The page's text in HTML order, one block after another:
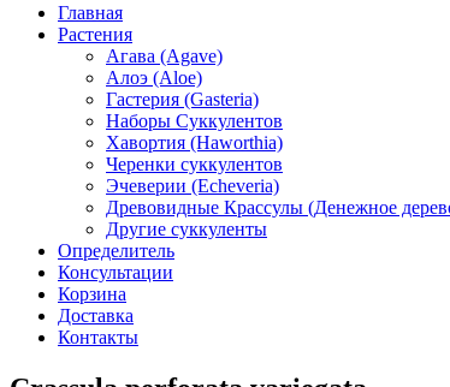
Главная
Растения
Агава (Agave)
Алоэ (Aloe)
Гастерия (Gasteria)
Наборы Суккулентов
Хавортия (Haworthia)
Черенки суккулентов
Эчеверии (Echeveria)
Древовидные Крассулы (Денежное
Другие суккуленты
Определитель
Консультации
Корзина
Доставка
Контакты